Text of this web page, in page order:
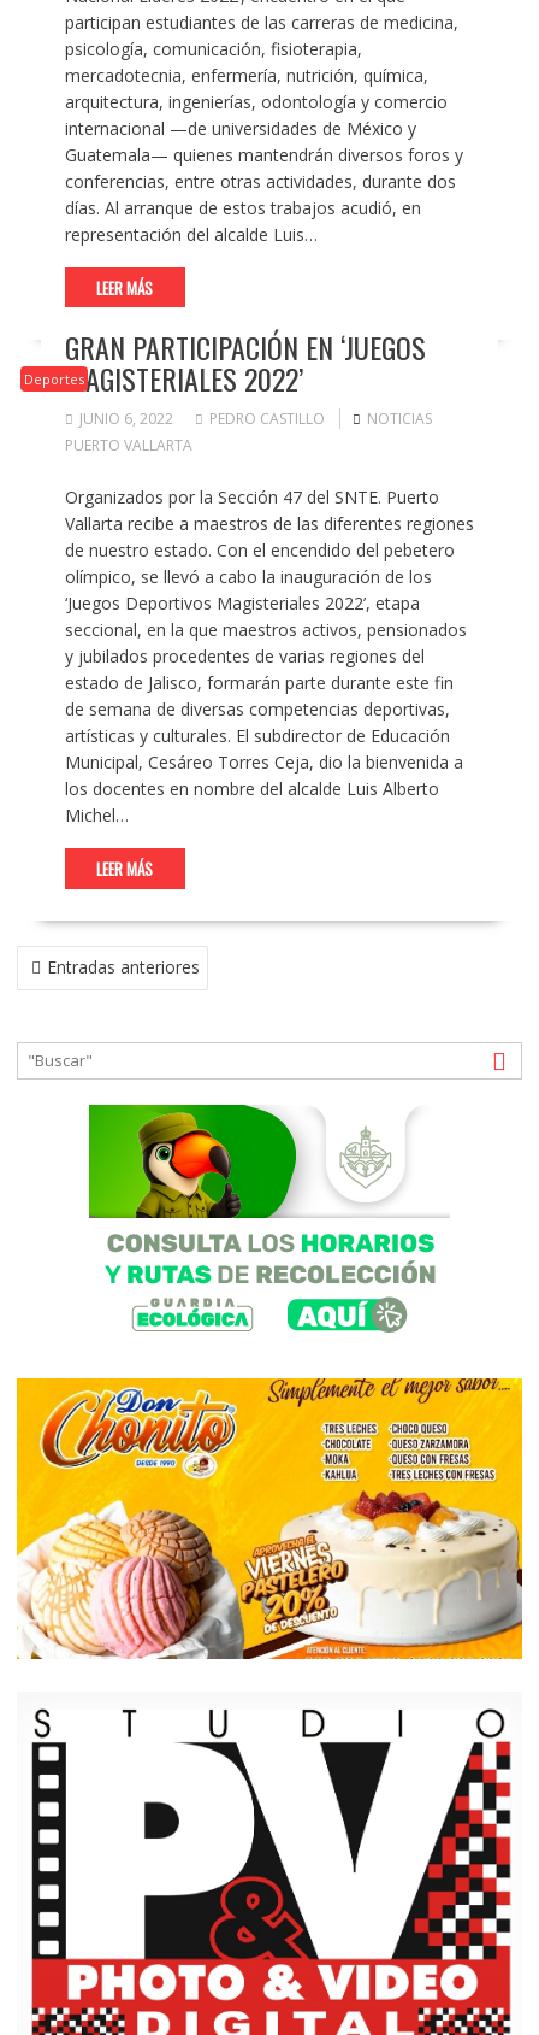
participan estudiantes de las carreras de medicina,
psicología, comunicación, fisioterapia,
mercadotecnia, enfermería, nutrición, química,
arquitectura, ingenierías, odontología y comercio
internacional —de universidades de México y
Guatemala— quienes mantendrán diversos foros y
conferencias, entre otras actividades, durante dos
días. Al arranque de estos trabajos acudió, en
representación del alcalde Luis…
LEER MÁS
Deportes
GRAN PARTICIPACIÓN EN ‘JUEGOS
MAGISTERIALES 2022’
JUNIO 6, 2022 PEDRO CASTILLO
NOTICIAS
PUERTO VALLARTA
Organizados por la Sección 47 del SNTE. Puerto
Vallarta recibe a maestros de las diferentes regiones
de nuestro estado. Con el encendido del pebetero
olímpico, se llevó a cabo la inauguración de los
‘Juegos Deportivos Magisteriales 2022’, etapa
seccional, en la que maestros activos, pensionados
y jubilados procedentes de varias regiones del
estado de Jalisco, formarán parte durante este fin
de semana de diversas competencias deportivas,
artísticas y culturales. El subdirector de Educación
Municipal, Cesáreo Torres Ceja, dio la bienvenida a
los docentes en nombre del alcalde Luis Alberto
Michel…
LEER MÁS
NAVEGACIÓN
DE Entradas anteriores